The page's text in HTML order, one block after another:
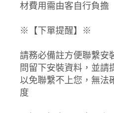
材費用需由客自行負擔
※【下單提醒】※
請務必備註方便聯繫安
問留下安裝資料，並請
以免聯繫不上您，無法
度